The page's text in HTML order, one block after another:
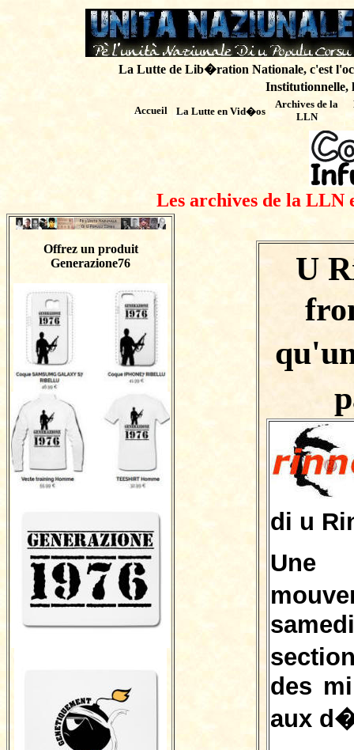
La Lutte de Lib�ration Nationale, c'est
Institutionnelle,
Accueil La Lutte en Vid�os
Archives de la
LLN
Les archives de la LLN
Offrez un produit
Generazione76
U
di u
Une
des
aux